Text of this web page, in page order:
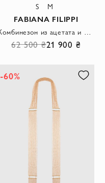
S M
FABIANA FILIPPI
Комбинезон из ацетата и шелка розовый женский
62 500 ₴21 900 ₴
-60%